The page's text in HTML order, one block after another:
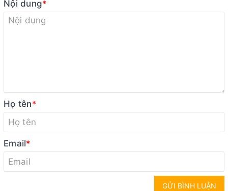
Nội dung*
Họ tên*
Email*
GỬI BÌNH LUẬN